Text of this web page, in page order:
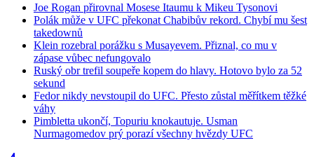
Joe Rogan přirovnal Mosese Itaumu k Mikeu Tysonovi
Polák může v UFC překonat Chabibův rekord. Chybí mu šest
takedownů
Klein rozebral porážku s Musayevem. Přiznal, co mu v
zápase vůbec nefungovalo
Ruský obr trefil soupeře kopem do hlavy. Hotovo bylo za 52
sekund
Fedor nikdy nevstoupil do UFC. Přesto zůstal měřítkem těžké
váhy
Pimbletta ukončí, Topuriu knokautuje. Usman
Nurmagomedov prý porazí všechny hvězdy UFC